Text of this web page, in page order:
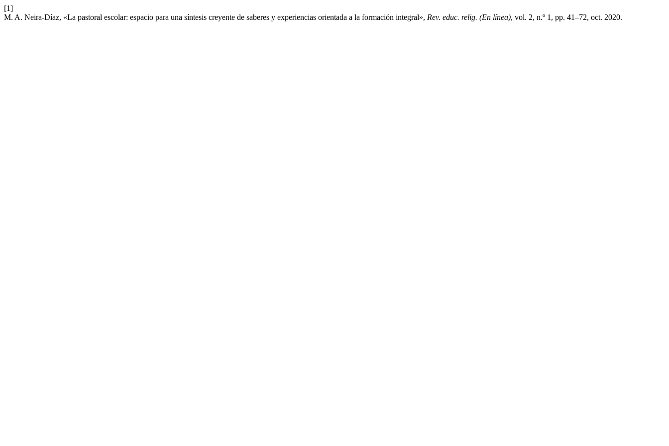
[1]
M. A. Neira-Díaz, «La pastoral escolar: espacio para una síntesis creyente de saberes y experiencias orientada a la formación integral», Rev. educ. relig. (En línea), vol. 2, n.º 1, pp. 41–72, oct. 2020.